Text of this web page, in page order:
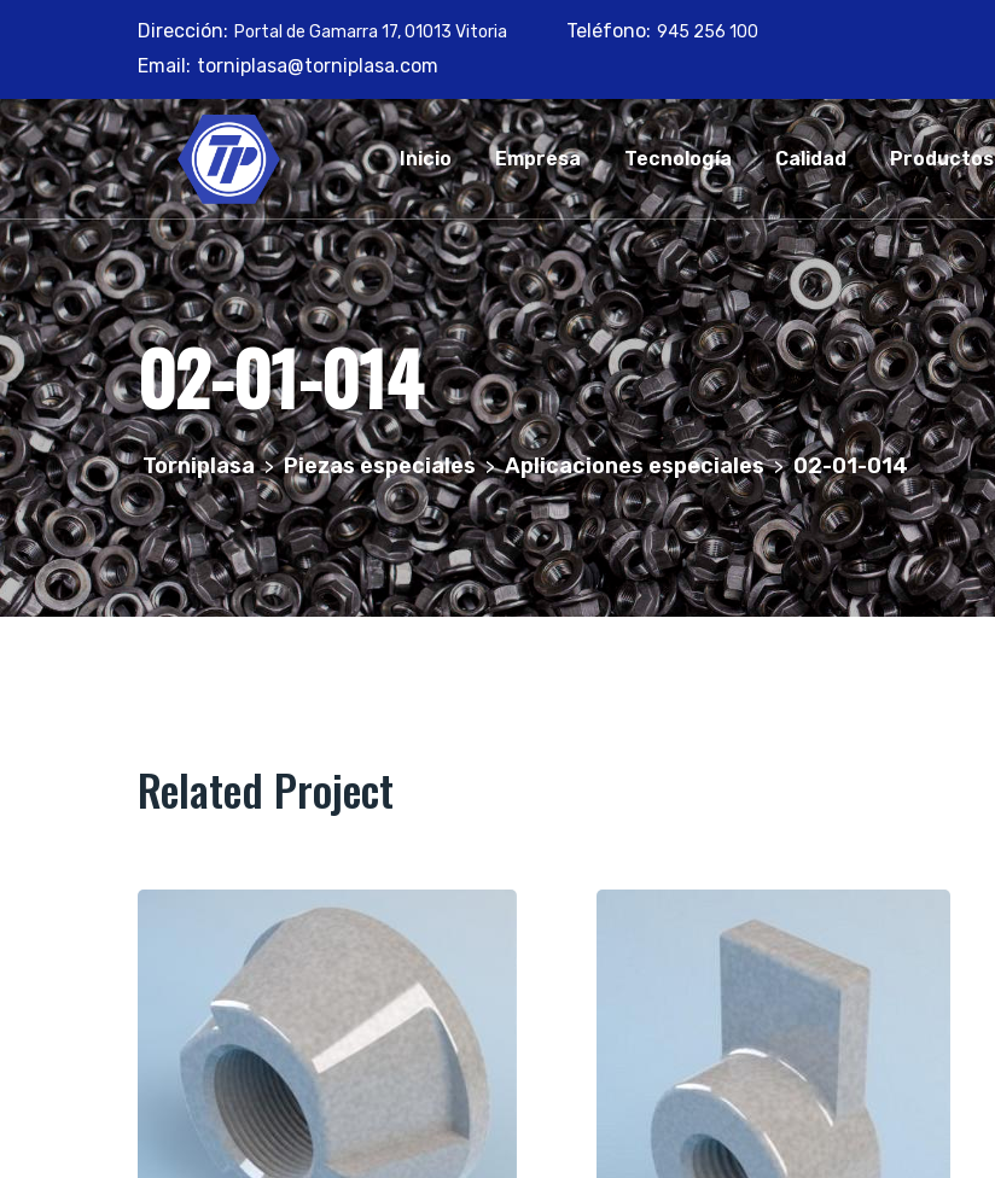
Dirección: Portal de Gamarra 17, 01013 Vitoria Teléfono: 945 256 100
Email: torniplasa@torniplasa.com
Inicio Empresa Tecnología Calidad Productos
02-01-014
Torniplasa > Piezas especiales > Aplicaciones especiales > 02-01-014
Related Project